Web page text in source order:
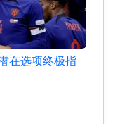
在选项终极指